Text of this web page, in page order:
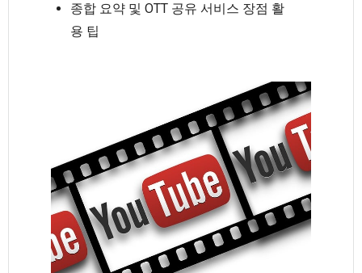
종합 요약 및 OTT 공유 서비스 장점 활
용 팁